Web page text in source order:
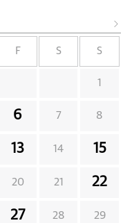
F S S
1
6 7 8
13 14 15
20 21 22
27 28 29